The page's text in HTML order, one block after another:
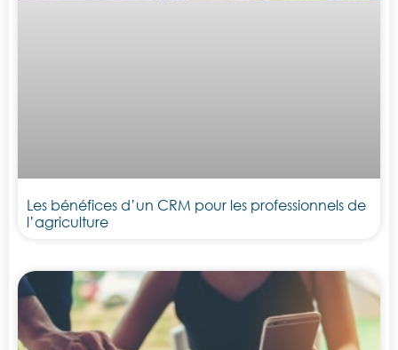
Les bénéfices d’un CRM pour les professionnels de
l’agriculture